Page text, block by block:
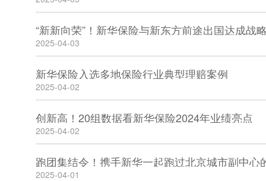
2025-04-03
新华保险入选多地保险行业典型理赔案例
2025-04-02
创新高！20组数据看新华保险2024年业绩亮点
2025-04-02
跑团集结令！携手新华一起跑过北京城市副中心
2025-04-01